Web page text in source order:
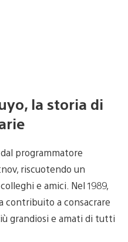
la storia di
programmatore
riscuotendo un
e amici. Nel 1989,
contribuito a consacrare
grandiosi e amati di tutti